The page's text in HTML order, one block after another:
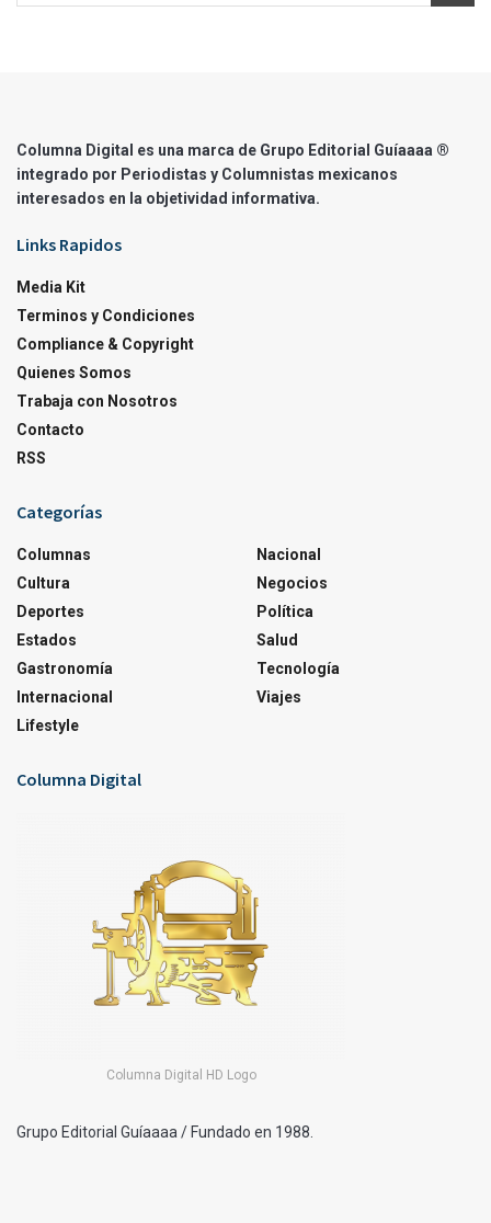
Columna Digital es una marca de Grupo Editorial Guíaaaa ®
integrado por Periodistas y Columnistas mexicanos
interesados en la objetividad informativa.
Links Rapidos
Media Kit
Terminos y Condiciones
Compliance & Copyright
Quienes Somos
Trabaja con Nosotros
Contacto
RSS
Categorías
Columnas
Cultura
Deportes
Estados
Gastronomía
Internacional
Lifestyle
Nacional
Negocios
Política
Salud
Tecnología
Viajes
Columna Digital
Columna Digital HD Logo
Grupo Editorial Guíaaaa / Fundado en 1988.